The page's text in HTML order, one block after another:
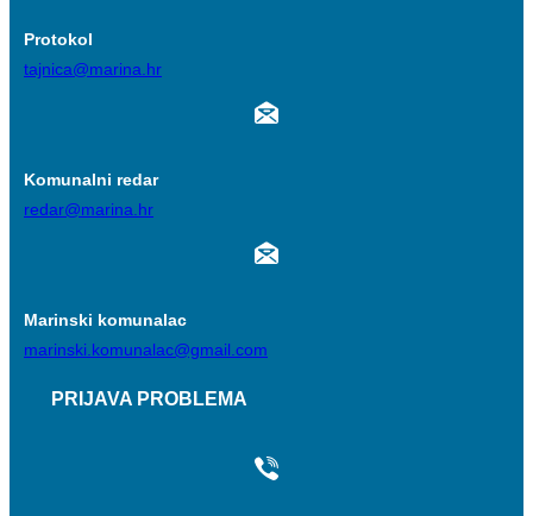
Protokol
tajnica@marina.hr
Komunalni redar
redar@marina.hr
Marinski komunalac
marinski.komunalac@gmail.com
PRIJAVA PROBLEMA